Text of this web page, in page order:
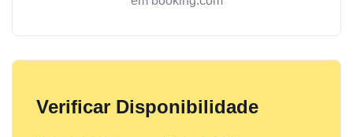
Verificar Disponibilidade